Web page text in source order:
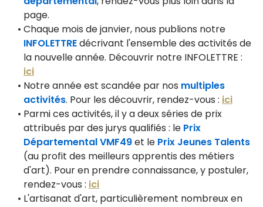
page.
Chaque mois de janvier, nous publions notre
INFOLETTREdécrivant l'ensemble des activités de
la nouvelle année. Découvrir notre INFOLETTRE :
ici
Notre année est scandée par nos multiples
activités. Pour les découvrir, rendez-vous : ici
Parmi ces activités, il y a deux séries de prix
attribués par des jurys qualifiés : le Prix
Départemental VMF49et le Prix Jeunes Talents
(au profit des meilleurs apprentis des métiers
d'art). Pour en prendre connaissance, y postuler,
rendez-vous : ici
L'artisanat d'art, particulièrement nombreux en